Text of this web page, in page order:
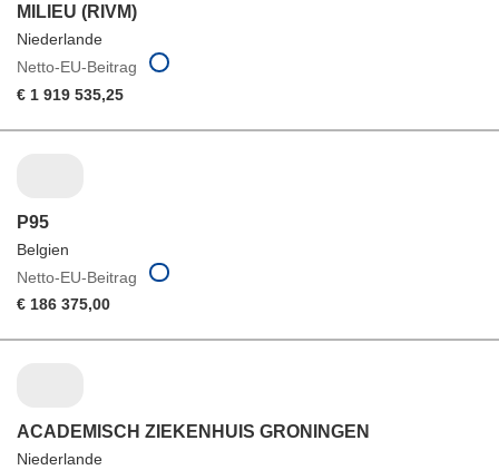
MILIEU (RIVM)
Niederlande
Netto-EU-Beitrag
€ 1 919 535,25
P95
Belgien
Netto-EU-Beitrag
€ 186 375,00
ACADEMISCH ZIEKENHUIS GRONINGEN
Niederlande